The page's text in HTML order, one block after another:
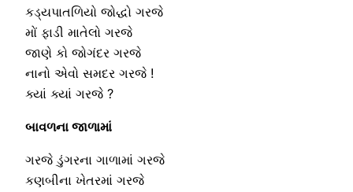
કડ્યપાતળિયો જોદ્ધો ગરજે
મોં ફાડી માતેલો ગરજે
જાણે કો જોગંદર ગરજે
નાનો એવો સમદર ગરજે !
ક્યાં ક્યાં ગરજે ?
બાવળના જાળામાં
ગરજે ડુંગરના ગાળામાં ગરજે
કણબીના ખેતરમાં ગરજે